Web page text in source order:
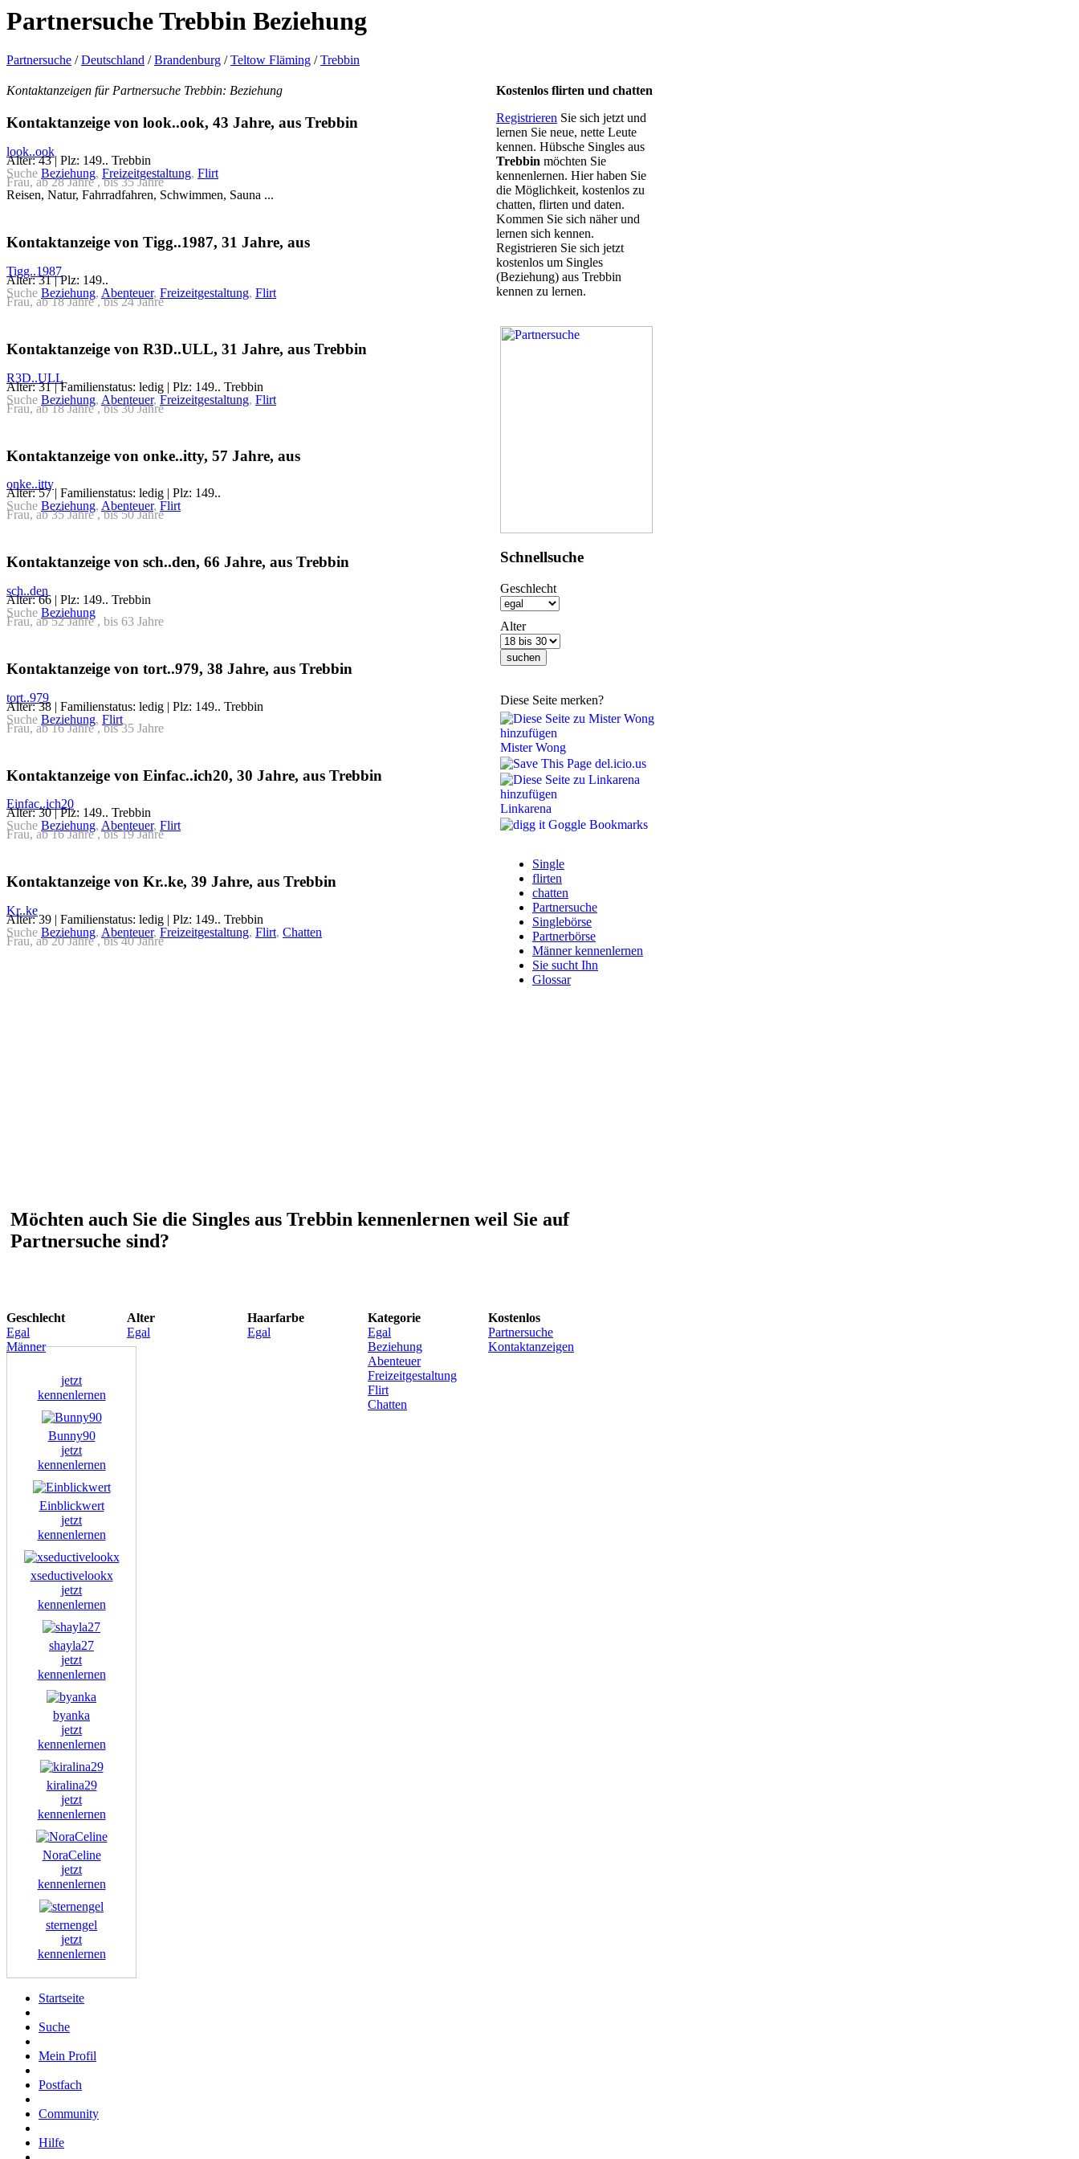
Partnersuche Trebbin Beziehung
Partnersuche /Deutschland /Brandenburg /Teltow Fläming /Trebbin
Kostenlos flirten und chatten
Registrieren Sie sich jetzt und
lernen Sie neue, nette Leute
kennen. Hübsche Singles aus
Trebbin möchten Sie
kennenlernen. Hier haben Sie
die Möglichkeit, kostenlos zu
chatten, flirten und daten.
Kommen Sie sich näher und
lernen sich kennen.
Registrieren Sie sich jetzt
kostenlos um Singles
(Beziehung) aus Trebbin
kennen zu lernen.
Schnellsuche
Geschlecht
Alter
Diese Seite merken?
Mister Wong
del.icio.us
Linkarena
Goggle Bookmarks
Single
flirten
chatten
Partnersuche
Singlebörse
Partnerbörse
Männer kennenlernen
Sie sucht Ihn
Glossar
Kontaktanzeigen für Partnersuche Trebbin: Beziehung
Kontaktanzeige von look..ook, 43 Jahre, aus Trebbin
look..ook
Alter: 43 | Plz: 149.. Trebbin
Suche Beziehung, Freizeitgestaltung, Flirt
Frau, ab 28 Jahre , bis 35 Jahre
Reisen, Natur, Fahrradfahren, Schwimmen, Sauna ...
Kontaktanzeige von Tigg..1987, 31 Jahre, aus
Tigg..1987
Alter: 31 | Plz: 149..
Suche Beziehung, Abenteuer, Freizeitgestaltung, Flirt
Frau, ab 18 Jahre , bis 24 Jahre
Kontaktanzeige von R3D..ULL, 31 Jahre, aus Trebbin
R3D..ULL
Alter: 31 | Familienstatus: ledig | Plz: 149.. Trebbin
Suche Beziehung, Abenteuer, Freizeitgestaltung, Flirt
Frau, ab 18 Jahre , bis 30 Jahre
Kontaktanzeige von onke..itty, 57 Jahre, aus
onke..itty
Alter: 57 | Familienstatus: ledig | Plz: 149..
Suche Beziehung, Abenteuer, Flirt
Frau, ab 35 Jahre , bis 50 Jahre
Kontaktanzeige von sch..den, 66 Jahre, aus Trebbin
sch..den
Alter: 66 | Plz: 149.. Trebbin
Suche Beziehung
Frau, ab 52 Jahre , bis 63 Jahre
Kontaktanzeige von tort..979, 38 Jahre, aus Trebbin
tort..979
Alter: 38 | Familienstatus: ledig | Plz: 149.. Trebbin
Suche Beziehung, Flirt
Frau, ab 16 Jahre , bis 35 Jahre
Kontaktanzeige von Einfac..ich20, 30 Jahre, aus Trebbin
Einfac..ich20
Alter: 30 | Plz: 149.. Trebbin
Suche Beziehung, Abenteuer, Flirt
Frau, ab 16 Jahre , bis 19 Jahre
Kontaktanzeige von Kr..ke, 39 Jahre, aus Trebbin
Kr..ke
Alter: 39 | Familienstatus: ledig | Plz: 149.. Trebbin
Suche Beziehung, Abenteuer, Freizeitgestaltung, Flirt, Chatten
Frau, ab 20 Jahre , bis 40 Jahre
Möchten auch Sie die Singles aus Trebbin kennenlernen weil Sie auf
Partnersuche sind?
Geschlecht
Egal
Männer
Alter
Egal
Haarfarbe
Egal
Kategorie
Egal
Beziehung
Abenteuer
Freizeitgestaltung
Flirt
Chatten
Kostenlos
Partnersuche
Kontaktanzeigen
jetzt
kennenlernen
Bunny90
jetzt
kennenlernen
Einblickwert
jetzt
kennenlernen
xseductivelookx
jetzt
kennenlernen
shayla27
jetzt
kennenlernen
byanka
jetzt
kennenlernen
kiralina29
jetzt
kennenlernen
NoraCeline
jetzt
kennenlernen
sternengel
jetzt
kennenlernen
Startseite
Suche
Mein Profil
Postfach
Community
Hilfe